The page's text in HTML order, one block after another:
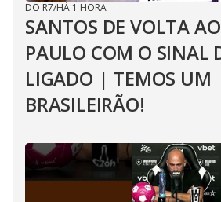
DO R7/HÁ 1 HORA
SANTOS DE VOLTA
PAULO COM O SINAL
LIGADO | TEMOS UM
BRASILEIRÃO!